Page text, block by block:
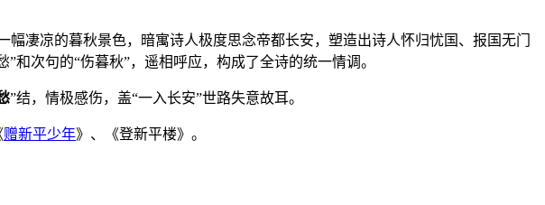
凄凉的暮秋景色，暗寓诗人极度思念帝都长安，塑造出诗人怀归忧国、报国无门
次句的“伤暮秋”，遥相呼应，构成了全诗的统一情调。
”结，情极感伤，盖“一入长安”世路失意故耳。
赠新平少年》、《登新平楼》。